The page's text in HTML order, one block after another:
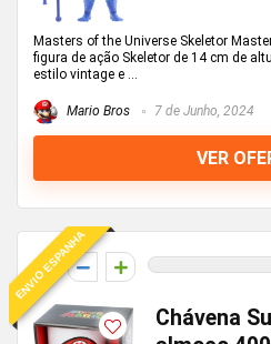
Masters of the Universe Skeletor
figura de ação Skeletor de 14 cm de
estilo vintage e ...
Mario Bros 7 de Junho, 2024
VER
ENVIO ESPANHA
0
Chávena